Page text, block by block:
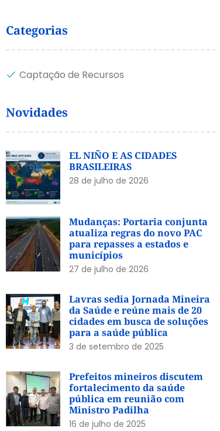
Categorias
Captação de Recursos
Novidades
EL NIÑO E AS CIDADES
BRASILEIRAS
28 de julho de 2026
Mudanças: Portaria conjunta
atualiza regras do novo PAC
para repasses a estados e
municípios
27 de julho de 2026
Lavras sedia Jornada Mineira
da Saúde e reúne mais de 20
cidades em busca de soluções
para a saúde pública
3 de setembro de 2025
Prefeitos mineiros discutem
fortalecimento da saúde
pública em reunião com
Ministro Padilha
16 de julho de 2025